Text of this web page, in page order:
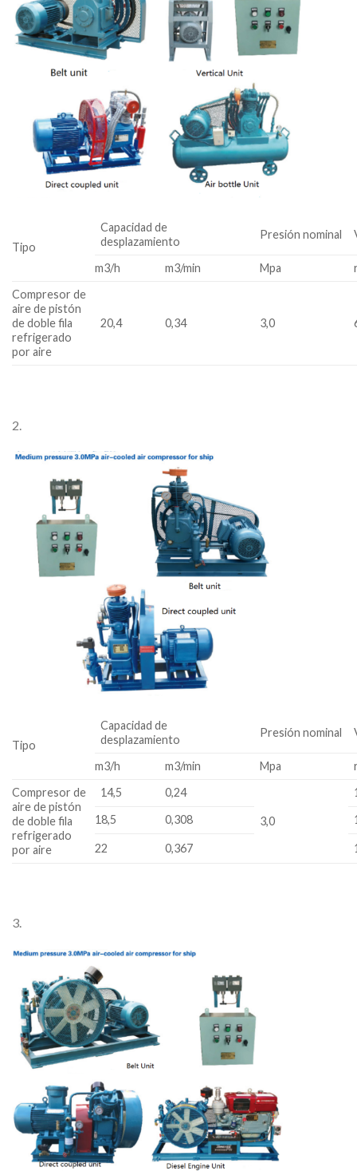
Tipo
Capacidad de
desplazamiento
Presión nominal
m3/h m3/min Mpa
Compresor de
aire de pistón
de doble fila
refrigerado
por aire
20,4 0,34 3,0
2.
Tipo
Capacidad de
desplazamiento
Presión nominal
m3/h m3/min Mpa
Compresor de
aire de pistón
de doble fila
refrigerado
por aire
14,5 0,24
3,0
18,5
0,308
22 0,367
3.